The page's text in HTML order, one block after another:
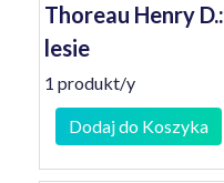
Thoreau Henry
lesie
1 produkt/y
Dodaj do Koszyka